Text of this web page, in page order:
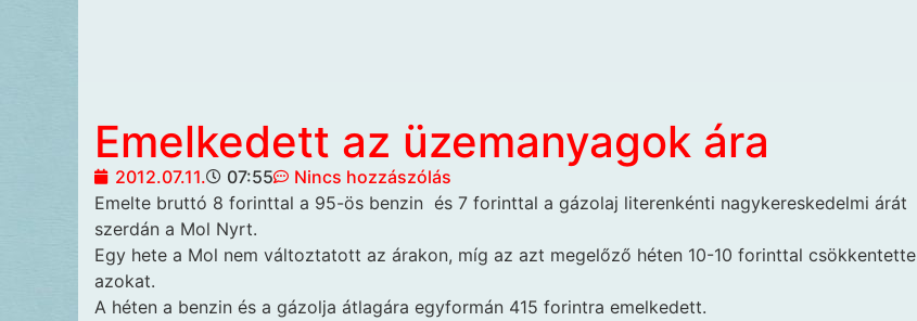
Emelkedett az üzemanyagok ára
2012.07.11. 07:55
Nincs hozzászólás
Emelte bruttó 8 forinttal a 95-ös benzin és 7 forinttal a gázolaj literenkénti nagykereskedelmi árát
szerdán a Mol Nyrt.
Egy hete a Mol nem változtatott az árakon, míg az azt megelőző héten 10-10 forinttal csökkentette
azokat.
A héten a benzin és a gázolja átlagára egyformán 415 forintra emelkedett.